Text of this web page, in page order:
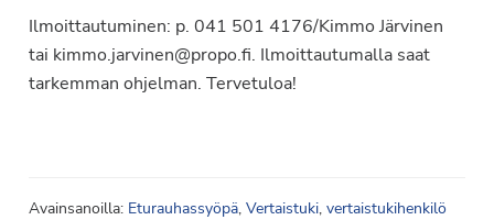
Ilmoittautuminen: p. 041 501 4176/Kimmo Järvinen
tai kimmo.jarvinen@propo.fi. Ilmoittautumalla saat
tarkemman ohjelman. Tervetuloa!
Avainsanoilla: Eturauhassyöpä, Vertaistuki, vertaistukihenkilö